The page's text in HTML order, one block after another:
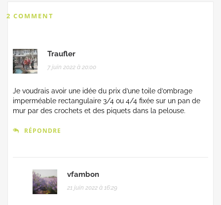
2 COMMENT
Traufler
7 juin 2022 à 20:00
Je voudrais avoir une idée du prix d’une toile d’ombrage
imperméable rectangulaire 3/4 ou 4/4 fixée sur un pan de
mur par des crochets et des piquets dans la pelouse.
RÉPONDRE
vfambon
21 juin 2022 à 16:29